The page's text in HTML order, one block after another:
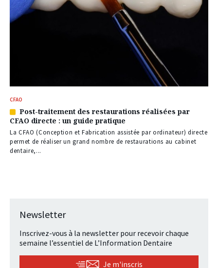
CFAO
Article
réservé
à
nos
abonnés
Post-traitement des restaurations réalisées par
CFAO directe : un guide pratique
La CFAO (Conception et Fabrication assistée par ordinateur) directe
permet de réaliser un grand nombre de restaurations au cabinet
dentaire,...
Newsletter
Inscrivez-vous à la newsletter pour recevoir chaque
semaine l’essentiel de L’Information Dentaire
Je m'inscris